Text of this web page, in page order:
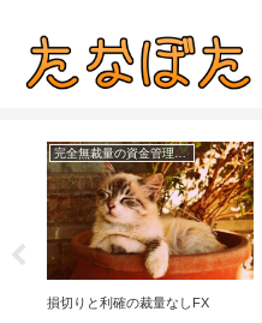
完全無裁量の資金管理FX
損切りと利確の裁量なしFX